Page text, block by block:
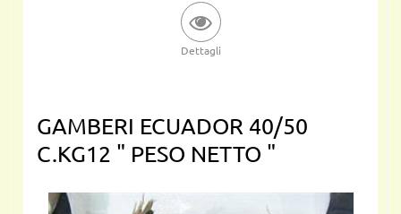
Dettagli
GAMBERI ECUADOR 40/50
C.KG12 " PESO NETTO "